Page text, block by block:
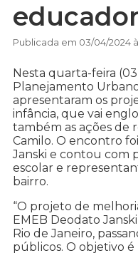
Publicada em 03/04/2024
Nesta quarta-feira
Planejamento
apresentaram os
infância, que vai
também as ações de
Camilo. O encontro
Janski e contou com
escolar e
bairro.
“O projeto de
EMEB Deodato
Rio de Janeiro,
públicos. O objetivo